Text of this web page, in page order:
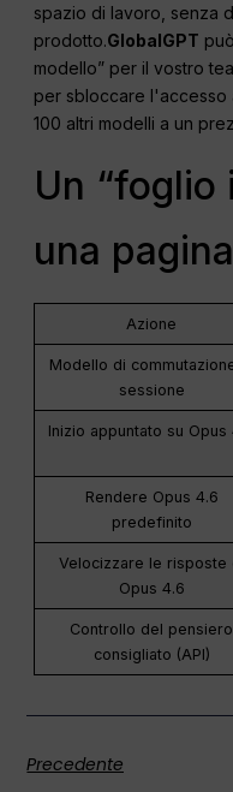
spazio di lavoro, senza
prodotto.GlobalGPT
modello” per il vostro
per sbloccare l'accesso
100 altri modelli a un
Un “foglio
una
Azione
Modello di
sessione
Inizio appuntato su Opus
Rendere Opus 4.6
predefinito
Velocizzare le risposte
Opus 4.6
Controllo del pensiero
consigliato (API)
Precedente